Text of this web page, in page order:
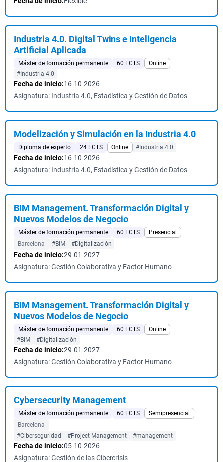
Industria 4.0. Digital Twins e Inteligencia
Artificial Aplicada
Máster de formación permanente 60 ECTS
Online
#Industria 4.0
Fecha de inicio:16-10-2026
Asignatura: Industria 4.0, Estadística y Gestión de Datos
Modelización y Simulación en la Industria 4.0
Diploma de experto 24 ECTS Online #Industria 4.0
Fecha de inicio:16-10-2026
Asignatura: Industria 4.0, Estadística y Gestión de Datos
BIM Management. Transformación Digital y
Nuevos Modelos de Negocio
Máster de formación permanente 60 ECTS
Presencial
Barcelona
#BIM #Digitalización
Fecha de inicio:29-01-2027
Asignatura: Gestión Colaborativa y Factor Humano
BIM Management. Transformación Digital y
Nuevos Modelos de Negocio
Máster de formación permanente 60 ECTS
Online
#BIM
#Digitalización
Fecha de inicio:29-01-2027
Asignatura: Gestión Colaborativa y Factor Humano
Cybersecurity Management
Máster de formación permanente 60 ECTS
Semipresencial
Barcelona
#Ciberseguridad
#Project Management #management
Fecha de inicio:05-10-2026
Asignatura: Gestión de las Cibercrisis